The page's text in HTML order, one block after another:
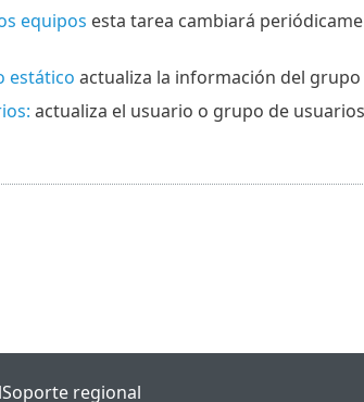
equipos esta tarea cambiará
estático actualiza la información del
actualiza el usuario o grupo de
Soporte regional